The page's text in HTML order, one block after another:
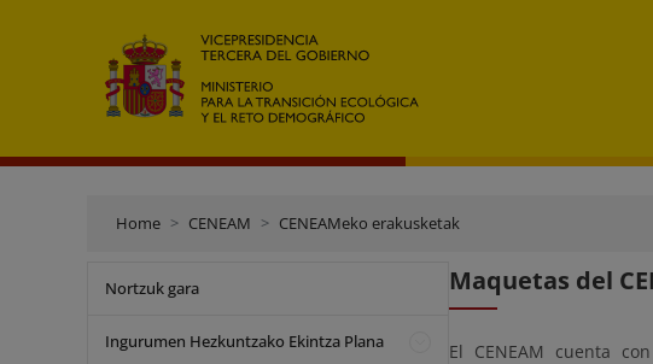
Home CENEAM CENEAMeko erakusketak
Nortzuk gara
Ingurumen Hezkuntzako Ekintza Plana
Maquetas del
El CENEAM cuenta